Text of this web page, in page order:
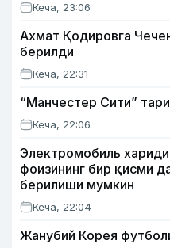
Кеча, 23:06
Ахмат Қодировга
берилди
Кеча, 22:31
“Манчестер Сити”
Кеча, 22:06
Электромобиль
фоизининг бир қисми
берилиши мумкин
Кеча, 22:04
Жанубий Корея